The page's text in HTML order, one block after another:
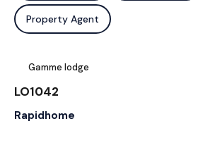
Property Agent
Gamme lodge
LO1042
Rapidhome